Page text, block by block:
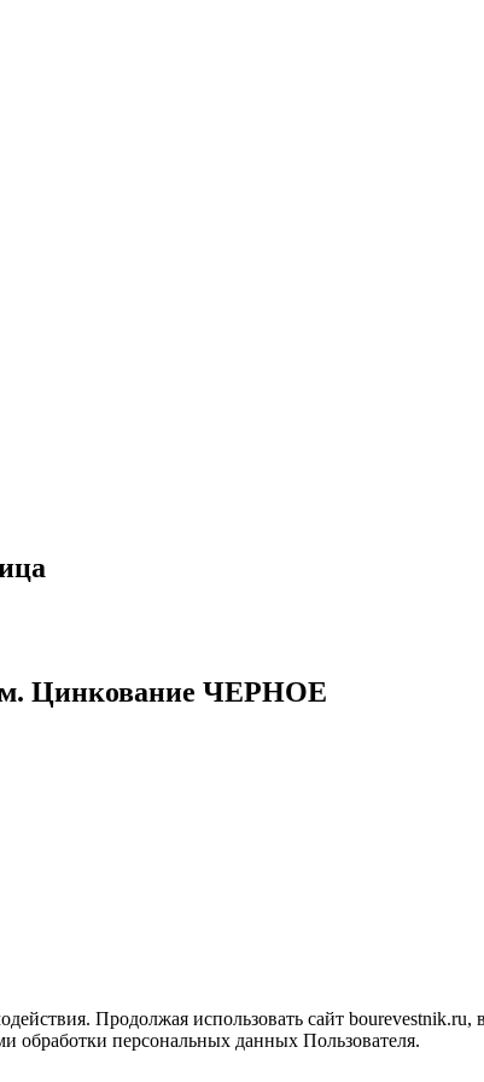
Цинкование ЧЕРНОЕ
Продолжая использовать сайт bourevestnik.ru,
обработки персональных данных Пользователя.